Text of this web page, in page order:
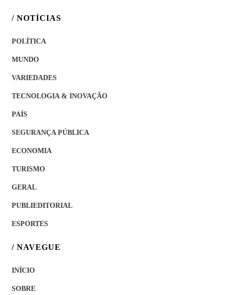
/ NOTÍCIAS
POLÍTICA
MUNDO
VARIEDADES
TECNOLOGIA & INOVAÇÃO
PAÍS
SEGURANÇA PÚBLICA
ECONOMIA
TURISMO
GERAL
PUBLIEDITORIAL
ESPORTES
/ NAVEGUE
INÍCIO
SOBRE